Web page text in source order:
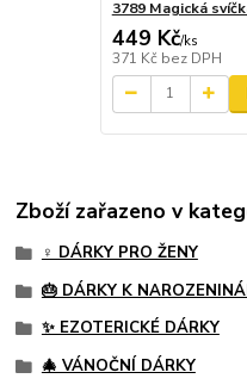
3789 Magická
449 Kč/ks
371 Kč bez DPH
Zboží zařazeno v
♀️ DÁRKY PRO ŽENY
🎂 DÁRKY K
✨ EZOTERICKÉ DÁRKY
🎄 VÁNOČNÍ DÁRKY